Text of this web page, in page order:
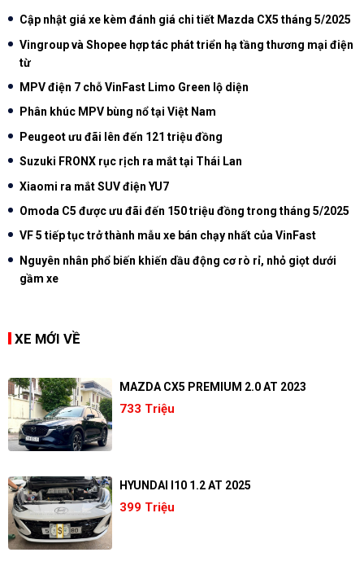
Cập nhật giá xe kèm đánh giá chi tiết Mazda CX5 tháng 5/2025
Vingroup và Shopee hợp tác phát triển hạ tầng thương mại điện
từ
MPV điện 7 chỗ VinFast Limo Green lộ diện
Phân khúc MPV bùng nổ tại Việt Nam
Peugeot ưu đãi lên đến 121 triệu đồng
Suzuki FRONX rục rịch ra mắt tại Thái Lan
Xiaomi ra mắt SUV điện YU7
Omoda C5 được ưu đãi đến 150 triệu đồng trong tháng 5/2025
VF 5 tiếp tục trở thành mẫu xe bán chạy nhất của VinFast
Nguyên nhân phổ biến khiến dầu động cơ rò rỉ, nhỏ giọt dưới
gầm xe
XE MỚI VỀ
MAZDA CX5 PREMIUM 2.0 AT 2023
733 Triệu
HYUNDAI I10 1.2 AT 2025
399 Triệu